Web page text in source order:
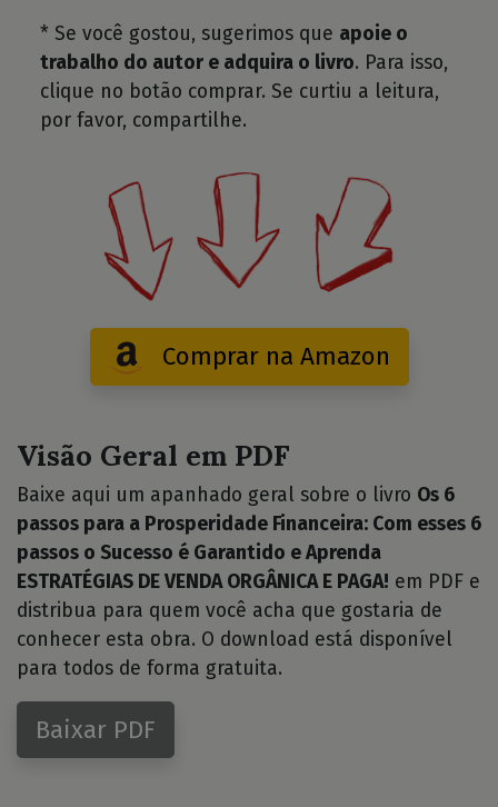
* Se você gostou, sugerimos que apoie o
trabalho do autor e adquira o livro. Para isso,
clique no botão comprar. Se curtiu a leitura,
por favor, compartilhe.
Comprar na Amazon
Visão Geral em PDF
Baixe aqui um apanhado geral sobre o livro Os 6
passos para a Prosperidade Financeira: Com esses 6
passos o Sucesso é Garantido e Aprenda
ESTRATÉGIAS DE VENDA ORGÂNICA E PAGA! em PDF e
distribua para quem você acha que gostaria de
conhecer esta obra. O download está disponível
para todos de forma gratuita.
Baixar PDF